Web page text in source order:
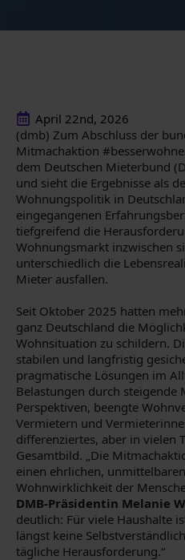
April 22nd, 2026
(dmb) Zum Abschluss der
Mitmachaktion
dem Deutschen Mieterbund
und sieht die Ergebnisse als
Wohnungspolitik in
eingegangenen
tiefgreifend die
Wohnungsmarkt inzwischen
unterschiedlich die
Mieter ausfallen.
Seit Oktober 2025 hatten
ganz Deutschland die
Wohnsituation zu schildern.
stabilen und langfristig
pragmatische Lösungen im
Belastungen durch steigende
Perspektiven, beengte
Vermietern und
differenziertes, aber in vielen
Gesamtbild. „Die
einen ehrlichen,
Wohnwirklichkeit der
DMB-Präsidentin Melanie
deutlich: Für viele Haushalte
längst keine
tägliche Herausforderung.“